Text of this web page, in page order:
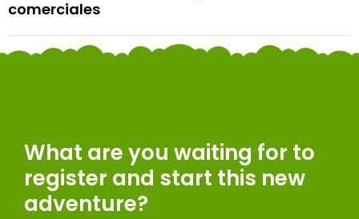
comerciales
What are you waiting for to
register and start this new
adventure?